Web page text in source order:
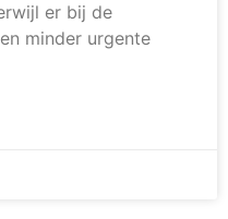
er bij de
minder urgente